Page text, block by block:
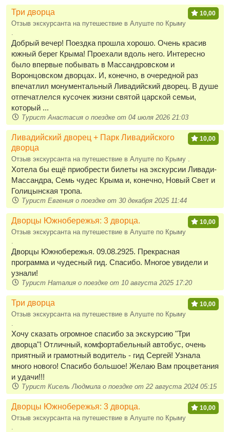
10,00
Три дворца
Отзыв экскурсанта на путешествие в Алуште по Крыму
Добрый вечер! Поездка прошла хорошо. Очень красив
южный берег Крыма! Проехали вдоль него. Интересно
было впервые побывать в Массандровском и
Воронцовском дворцах. И, конечно, в очередной раз
впечатлил монументальный Ливадийский дворец. В душе
отпечатлелся кусочек жизни святой царской семьи,
который ...
Турист Анастасия о поездке от 04 июля 2026 21:03
10,00
Ливадийский дворец + Парк Ливадийского
дворца
Отзыв экскурсанта на путешествие в Алуште по Крыму .
Хотела бы ещё приобрести билеты на экскурсии Ливади-
Массандра, Семь чудес Крыма и, конечно, Новый Свет и
Голицынская тропа.
Турист Евгения о поездке от 30 декабря 2025 11:44
10,00
Дворцы Южнобережья: 3 дворца.
Отзыв экскурсанта на путешествие в Алуште по Крыму
Дворцы Южнобережья. 09.08.2925. Прекрасная
программа и чудесный гид. Спасибо. Многое увидели и
узнали!
Турист Наталия о поездке от 10 августа 2025 17:20
10,00
Три дворца
Отзыв экскурсанта на путешествие в Алуште по Крыму
Хочу сказать огромное спасибо за экскурсию "Три
дворца"! Отличный, комфортабельный автобус, очень
приятный и грамотный водитель - гид Сергей! Узнала
много нового! Спасибо большое! Желаю Вам процветания
и удачи!!!
Турист Кисель Людмила о поездке от 22 августа 2024 05:15
10,00
Дворцы Южнобережья: 3 дворца.
Отзыв экскурсанта на путешествие в Алуште по Крыму